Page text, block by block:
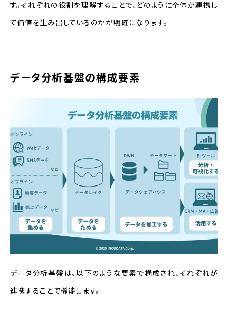
す。それぞれの役割を理解することで、どのように全体が連携し
て価値を生み出しているのかが明確になります。
データ分析基盤の構成要素
データ分析基盤は、以下のような要素で構成され、それぞれが
連携することで機能します。